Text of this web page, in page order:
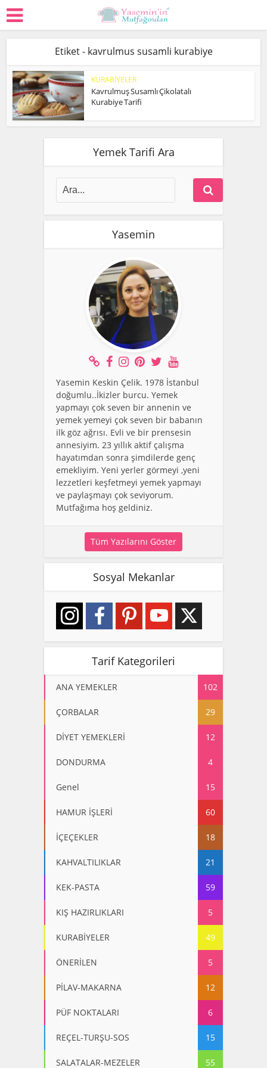
Etiket - kavrulmus susamli kurabiye
KURABİYELER
Kavrulmuş Susamlı Çikolatalı
Kurabiye Tarifi
Yemek Tarifi Ara
Yasemin
Yasemin Keskin Çelik. 1978 İstanbul
doğumlu..İkizler burcu. Yemek
yapmayı çok seven bir annenin ve
yemek yemeyi çok seven bir babanın
ilk göz ağrısı. Evli ve bir prensesin
annesiyim. 23 yıllık aktif çalışma
hayatımdan sonra şimdilerde genç
emekliyim. Yeni yerler görmeyi ,yeni
lezzetleri keşfetmeyi yemek yapmayı
ve paylaşmayı çok seviyorum.
Mutfağıma hoş geldiniz.
Tüm Yazılarını Göster
Sosyal Mekanlar
Tarif Kategorileri
ANA YEMEKLER 102
ÇORBALAR 29
DİYET YEMEKLERİ 12
DONDURMA 4
Genel 15
HAMUR İŞLERİ 60
İÇEÇEKLER 18
KAHVALTILIKLAR 21
KEK-PASTA 59
KIŞ HAZIRLIKLARI 5
KURABİYELER 49
ÖNERİLEN 5
PİLAV-MAKARNA 12
PÜF NOKTALARI 6
REÇEL-TURŞU-SOS 15
SALATALAR-MEZELER 55